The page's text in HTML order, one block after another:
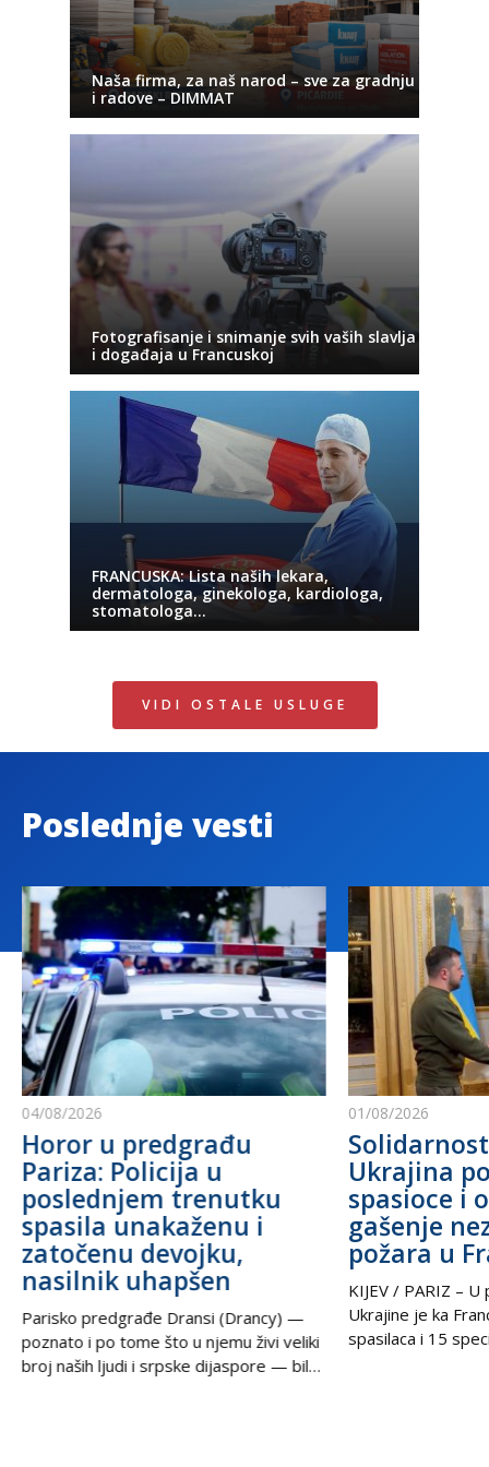
Naša firma, za naš narod – sve za gradnju
i radove – DIMMAT
Fotografisanje i snimanje svih vaših slavlja
i događaja u Francuskoj
FRANCUSKA: Lista naših lekara,
dermatologa, ginekologa, kardiologa,
stomatologa…
VIDI OSTALE USLUGE
Poslednje vesti
04/08/2026
Horor u predgrađu
Pariza: Policija u
poslednjem trenutku
spasila unakaženu i
zatočenu devojku,
nasilnik uhapšen
Parisko predgrađe Dransi (Drancy) —
poznato i po tome što u njemu živi veliki
broj naših ljudi i srpske dijaspore — bilo
01/08/2026
Ukrajina
spasioce i
gašenje
požara u
KIJEV / PARIZ –
Ukrajine je ka
spasilaca i 15